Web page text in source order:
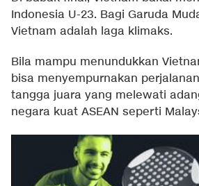
Indonesia U-23. Bagi Garuda
Vietnam adalah laga klimaks.
Bila mampu menundukkan
bisa menyempurnakan
tangga juara yang melewati
negara kuat ASEAN seperti